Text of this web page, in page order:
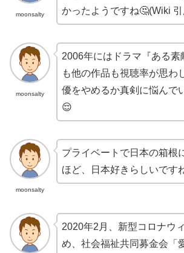
moonsalty
かったようですね🤔(Wiki
moonsalty
2006年にはドラマ『ある素
も他の作品も視聴率が思わ
優をやめるか真剣に悩んで
😌
moonsalty
プライベートで日本の箱根
ほど、日本好きらしいです
2020年2月、新型コロナウ
め、社会福祉共同募金会「